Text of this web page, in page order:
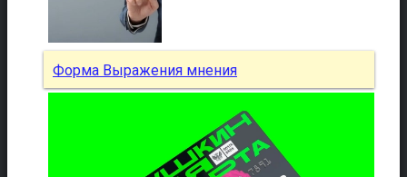
Форма Выражения мнения